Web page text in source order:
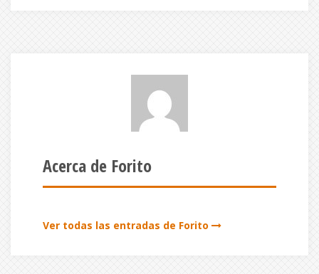
Acerca de Forito
Ver todas las entradas de Forito